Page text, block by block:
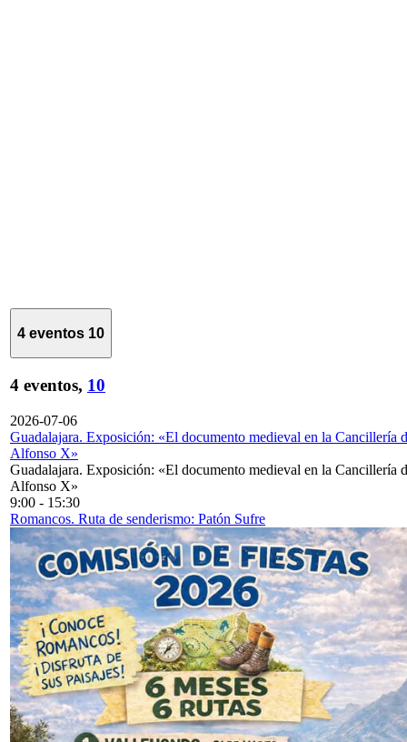
4 eventos 10
4 eventos, 10
2026-07-06
Guadalajara. Exposición: «El documento medieval en la Cancillería
Alfonso X»
Guadalajara. Exposición: «El documento medieval en la Cancillería
Alfonso X»
9:00 - 15:30
Romancos. Ruta de senderismo: Patón Sufre